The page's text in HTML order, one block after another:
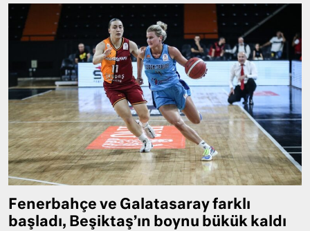
Fenerbahçe ve Galatasaray farklı
başladı, Beşiktaş’ın boynu bükük kaldı